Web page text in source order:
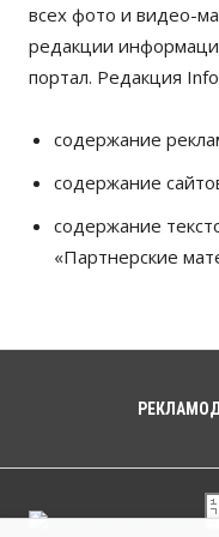
всех фото и видео-
редакции
портал. Редакция
содержание
содержание
содержание
«Партнерские